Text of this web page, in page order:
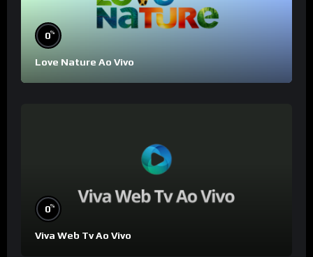
0%
Love Nature Ao Vivo
0%
Viva Web Tv Ao Vivo